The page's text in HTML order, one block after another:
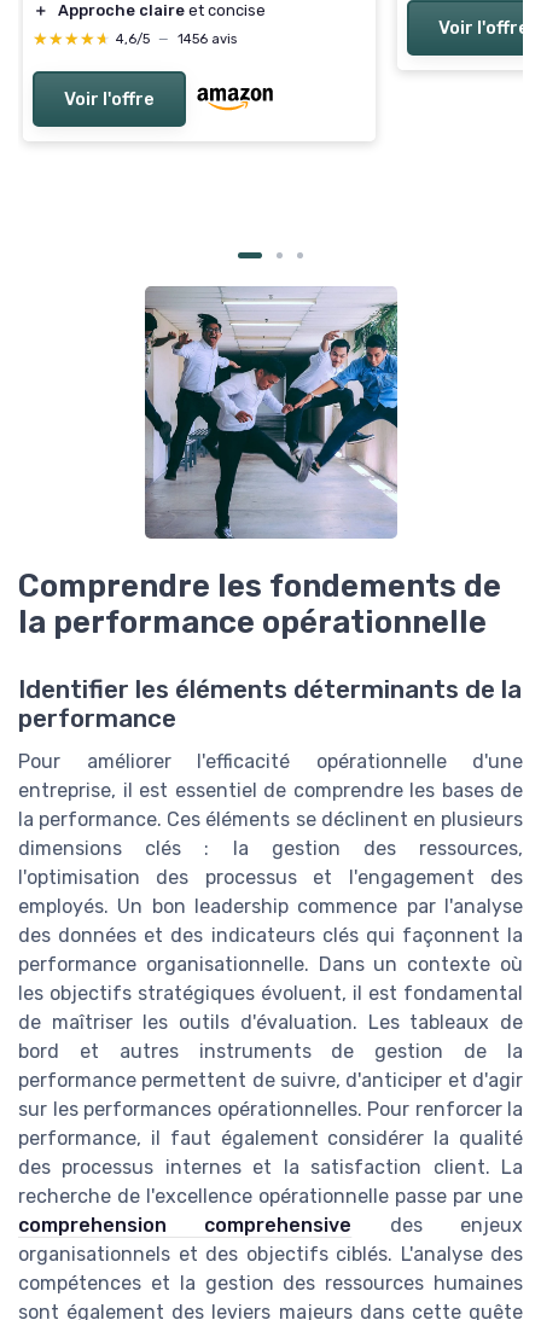
＋
Approche claire et concise
★★★★★
★★★★★ 4,6/5 — 1456 avis
Voir l'offre
Voir l'offre
Comprendre les fondements de
la performance opérationnelle
Identifier les éléments déterminants de la
performance
Pour améliorer l'efficacité opérationnelle d'une
entreprise, il est essentiel de comprendre les bases de
la performance. Ces éléments se déclinent en plusieurs
dimensions clés : la gestion des ressources,
l'optimisation des processus et l'engagement des
employés. Un bon leadership commence par l'analyse
des données et des indicateurs clés qui façonnent la
performance organisationnelle. Dans un contexte où
les objectifs stratégiques évoluent, il est fondamental
de maîtriser les outils d'évaluation. Les tableaux de
bord et autres instruments de gestion de la
performance permettent de suivre, d'anticiper et d'agir
sur les performances opérationnelles. Pour renforcer la
performance, il faut également considérer la qualité
des processus internes et la satisfaction client. La
recherche de l'excellence opérationnelle passe par une
comprehension comprehensive des enjeux
organisationnels et des objectifs ciblés. L'analyse des
compétences et la gestion des ressources humaines
sont également des leviers majeurs dans cette quête